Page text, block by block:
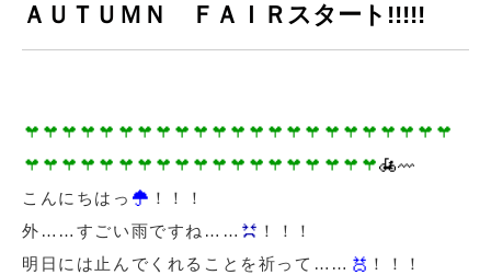
ＡＵＴＵＭＮ ＦＡＩＲスタート!!!!!
こんにちはっ
！！！
外……すごい雨ですね……
！！！
明日には止んでくれることを祈って……
！！！